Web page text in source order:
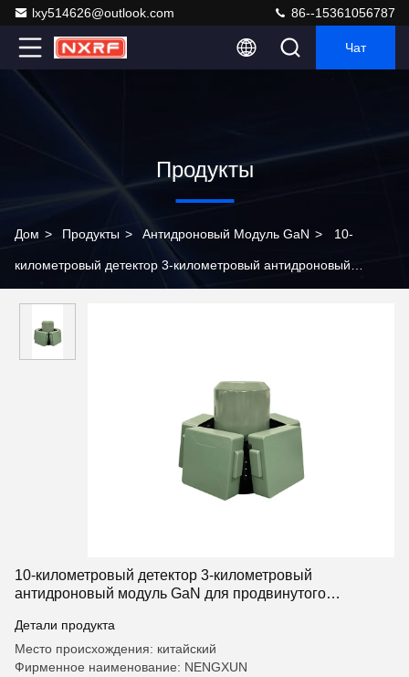
lxy514626@outlook.com 86--15361056787
Чат
Продукты
Дом > Продукты > Антидроновый Модуль GaN > 10-
километровый детектор 3-километровый антидроновый
БПЛА и противодействия
10-километровый детектор 3-километровый
антидроновый модуль GaN для продвинутого
Детали продукта
Место происхождения: китайский
Фирменное наименование: NENGXUN